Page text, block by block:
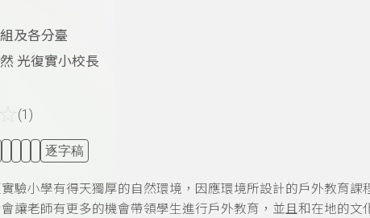
及各分臺
光復實小校長
(1)
逐字稿
驗小學有得天獨厚的自然環境，因應環境所設計的戶外教育
讓老師有更多的機會帶領學生進行戶外教育，並且和在地的文